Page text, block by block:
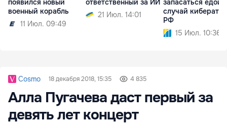
появился новый
военный корабль
11 Июл. 09:49
ответственный за ИИ
21 Июл. 14:01
запасаться едой
случай
РФ
15 Июл. 10:36
Cosmo 18 декабря 2018, 15:35 4 835
Алла Пугачева даст первый за
девять лет концерт